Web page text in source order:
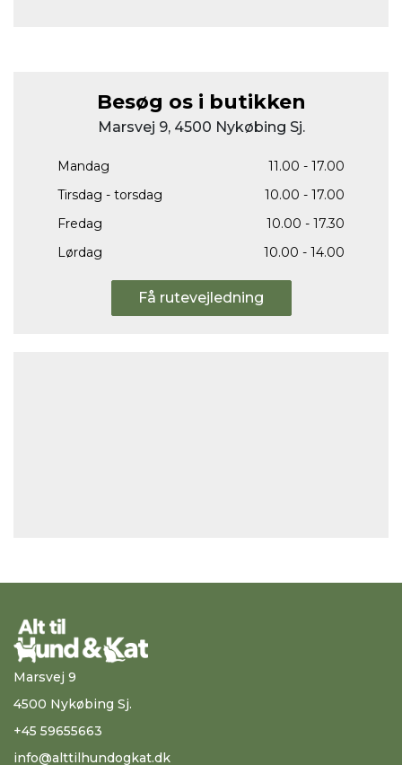
Besøg os i butikken
Marsvej 9, 4500 Nykøbing Sj.
Mandag
11.00 - 17.00
Tirsdag - torsdag
10.00 - 17.00
Fredag
10.00 - 17.30
Lørdag
10.00 - 14.00
Få rutevejledning
Marsvej 9
4500 Nykøbing Sj.
+45 59655663
info@alttilhundogkat.dk